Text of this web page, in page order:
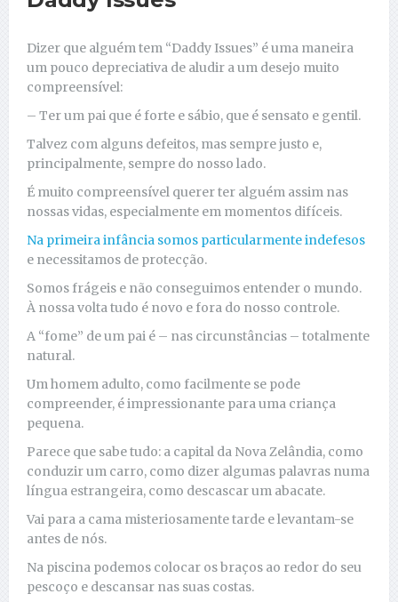
Dizer que alguém tem “Daddy Issues” é uma maneira
um pouco depreciativa de aludir a um desejo muito
compreensível:
– Ter um pai que é forte e sábio, que é sensato e gentil.
Talvez com alguns defeitos, mas sempre justo e,
principalmente, sempre do nosso lado.
É muito compreensível querer ter alguém assim nas
nossas vidas, especialmente em momentos difíceis.
Na primeira infância somos particularmente indefesos
e necessitamos de protecção.
Somos frágeis e não conseguimos entender o mundo.
À nossa volta tudo é novo e fora do nosso controle.
A “fome” de um pai é – nas circunstâncias – totalmente
natural.
Um homem adulto, como facilmente se pode
compreender, é impressionante para uma criança
pequena.
Parece que sabe tudo: a capital da Nova Zelândia, como
conduzir um carro, como dizer algumas palavras numa
língua estrangeira, como descascar um abacate.
Vai para a cama misteriosamente tarde e levantam-se
antes de nós.
Na piscina podemos colocar os braços ao redor do seu
pescoço e descansar nas suas costas.